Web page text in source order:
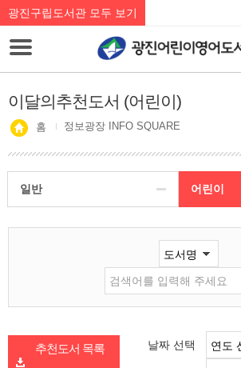
광진구립도서관 모두 보기
이달의추천도서 (어린이)
홈 정보광장 INFO SQUARE
일반 어린이
추천도서 목록
날짜 선택